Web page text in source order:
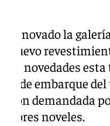
renovado la
nuevo
las novedades
de embarque
demandada
noveles.